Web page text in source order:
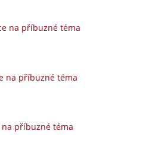
na příbuzné téma
na příbuzné téma
na příbuzné téma